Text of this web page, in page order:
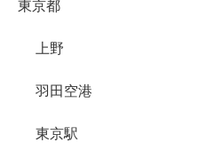
東京都
上野
羽田空港
東京駅